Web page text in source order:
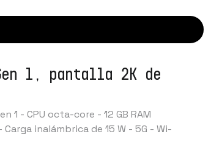
1, pantalla 2K de
1 - CPU octa-core - 12 GB RAM
inalámbrica de 15 W - 5G - Wi-